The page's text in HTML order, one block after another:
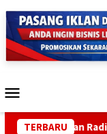
ke
konten
Mobile
TERBARU
Selatan Radityo Egi